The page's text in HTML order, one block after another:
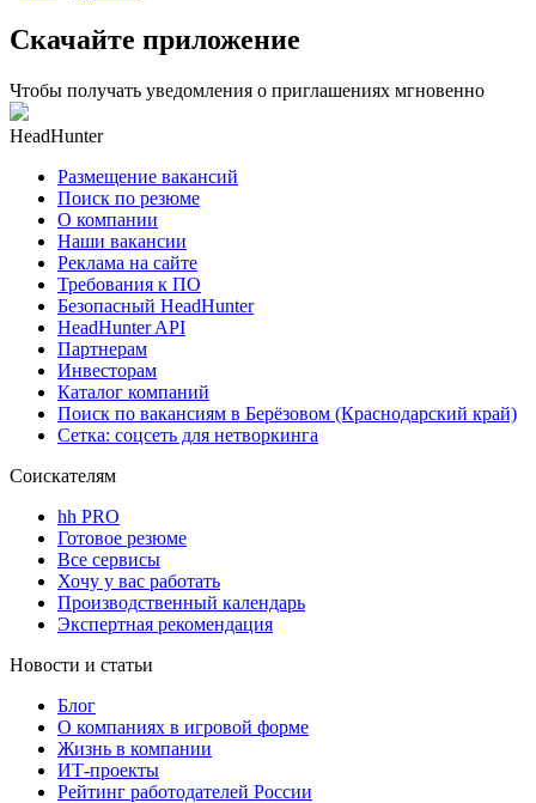
Скачайте приложение
Чтобы получать уведомления о приглашениях мгновенно
HeadHunter
Размещение вакансий
Поиск по резюме
О компании
Наши вакансии
Реклама на сайте
Требования к ПО
Безопасный HeadHunter
HeadHunter API
Партнерам
Инвесторам
Каталог компаний
Поиск по вакансиям в Берёзовом (Краснодарский край)
Сетка: соцсеть для нетворкинга
Соискателям
hh PRO
Готовое резюме
Все сервисы
Хочу у вас работать
Производственный календарь
Экспертная рекомендация
Новости и статьи
Блог
О компаниях в игровой форме
Жизнь в компании
ИТ-проекты
Рейтинг работодателей России